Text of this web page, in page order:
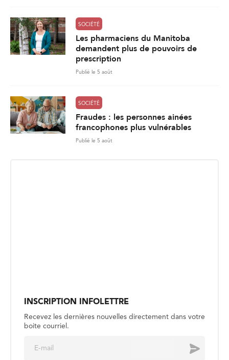
SOCIÉTÉ
Les pharmaciens du Manitoba
demandent plus de pouvoirs de
prescription
Publié le 5 août
SOCIÉTÉ
Fraudes : les personnes ainées
francophones plus vulnérables
Publié le 5 août
l
recherche les descendants de ses